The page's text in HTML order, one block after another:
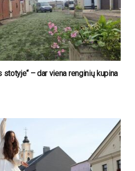
stotyje“ – dar viena renginių kupina